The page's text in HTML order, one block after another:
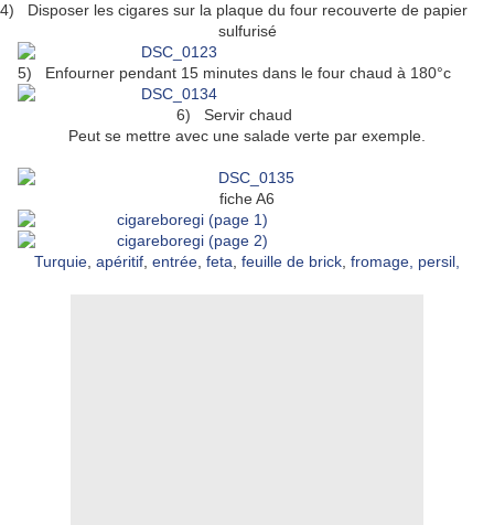
4)
Disposer les cigares sur la plaque du four recouverte de papier
sulfurisé
5) Enfourner pendant 15 minutes dans le four chaud à 180°c
6)
Servir chaud
Peut se mettre avec une salade verte par exemple.
fiche A6
Turquie apéritif entrée feta feuille de brick fromage, persil